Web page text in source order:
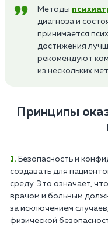
Методы
диагноза и
принимается
достижения
рекомендуют
из нескольких
Принципы
Безопасность и
создавать для
среду. Это означает,
врачом и больным
за исключением
физической